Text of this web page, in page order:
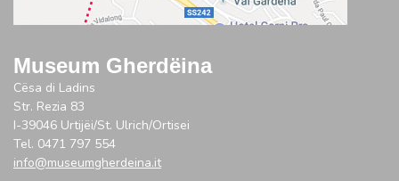
Museum Gherdëina
Cësa di Ladins
Str. Rezia 83
I-39046 Urtijëi/St. Ulrich/Ortisei
Tel. 0471 797 554
info@museumgherdeina.it